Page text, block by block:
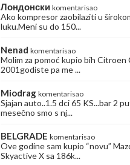
Лондонски komentarisao
Ako kompresor zaobilaziti u
luku.Meni su do 150...
Nenad komentarisao
Molim za pomoć kupio bih Citroen
2001godiste pa me ...
Miodrag komentarisao
Sjajan auto..1.5 dci 65 KS...bar 2
mesečno smo s nj...
BELGRADE komentarisao
Ove godine sam kupio “novu”
Skyactive X sa 186k...